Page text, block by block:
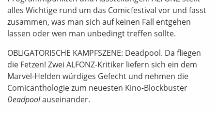
alles Wichtige rund um das Comicfestival vor und fasst
zusammen, was man sich auf keinen Fall entgehen
lassen oder wen man unbedingt treffen sollte.
OBLIGATORISCHE KAMPFSZENE: Deadpool. Da fliegen
die Fetzen! Zwei ALFONZ-Kritiker liefern sich ein dem
Marvel-Helden würdiges Gefecht und nehmen die
Comicanthologie zum neuesten Kino-Blockbuster
Deadpoolauseinander.